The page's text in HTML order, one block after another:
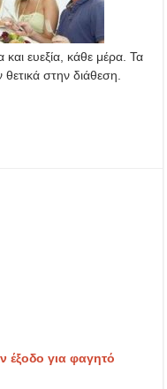
και ευεξία, κάθε μέρα. Τα
στην διάθεση.
έξοδο για φαγητό